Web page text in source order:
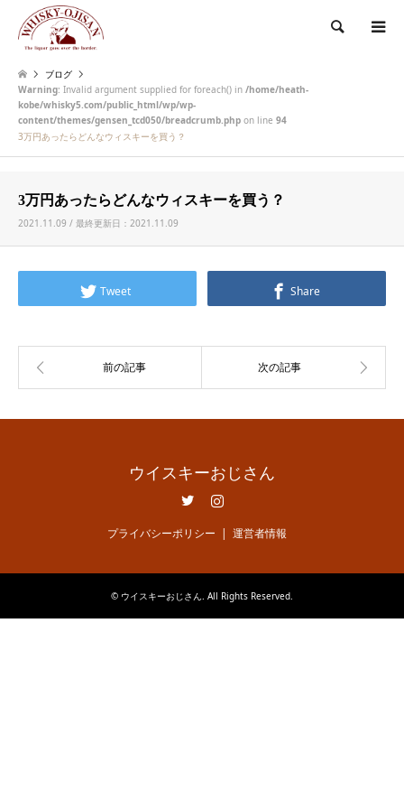
検索
ブログ
Warning: Invalid argument supplied for foreach() in /home/heath-
kobe/whisky5.com/public_html/wp/wp-
content/themes/gensen_tcd050/breadcrumb.php on line 94
3万円あったらどんなウィスキーを買う？
3万円あったらどんなウィスキーを買う？
2021.11.09 / 最終更新日：2021.11.09
Tweet Share
ウイスキーおじさん
プライバシーポリシー 運営者情報
© ウイスキーおじさん. All Rights Reserved.